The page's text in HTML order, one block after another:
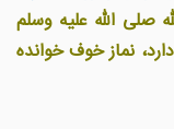
صلى الله عليه وسلم
نماز خوف خوانده